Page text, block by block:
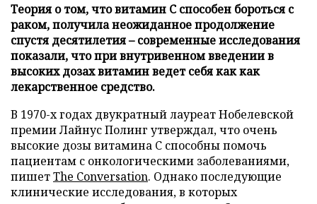
Теория о том, что витамин C способен бороться с
раком, получила неожиданное продолжение
спустя десятилетия – современные исследования
показали, что при внутривенном введении в
высоких дозах витамин ведет себя как как
лекарственное средство.
В 1970-х годах двукратный лауреат Нобелевской
премии Лайнус Полинг утверждал, что очень
высокие дозы витамина C способны помочь
пациентам с онкологическими заболеваниями,
пишетThe Conversation. Однако последующие
клинические исследования, в которых